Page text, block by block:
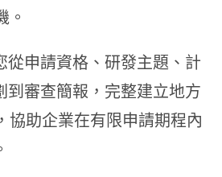
。
從申請資格、研發主題、計
到審查簡報，完整建立地方
協助企業在有限申請期程內